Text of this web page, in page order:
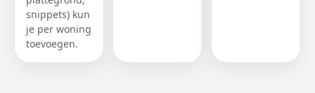
snippets) kun
je per woning
toevoegen.